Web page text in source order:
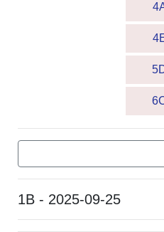
1B - 2025-09-25